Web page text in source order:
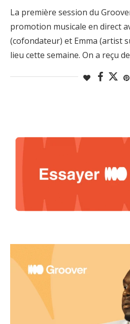
La première session du
promotion musicale en direct
(cofondateur) et Emma (artist
lieu cette semaine. On a reçu